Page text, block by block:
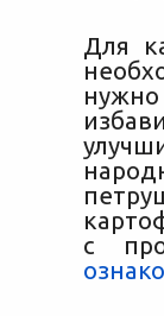
Для
с